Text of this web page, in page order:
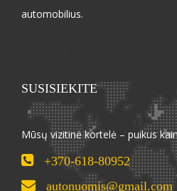
automobilius.
SUSISIEKITE
Mūsų vizitinė kortelė – puikus
+370-618-80952
autonuomis@gmail.com